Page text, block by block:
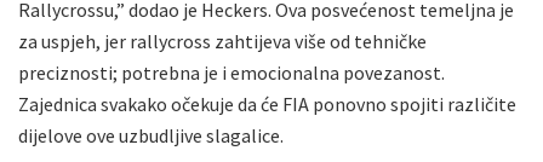
Rallycrossu,” dodao je Heckers. Ova posvećenost temeljna je
za uspjeh, jer rallycross zahtijeva više od tehničke
preciznosti; potrebna je i emocionalna povezanost.
Zajednica svakako očekuje da će FIA ponovno spojiti različite
dijelove ove uzbudljive slagalice.